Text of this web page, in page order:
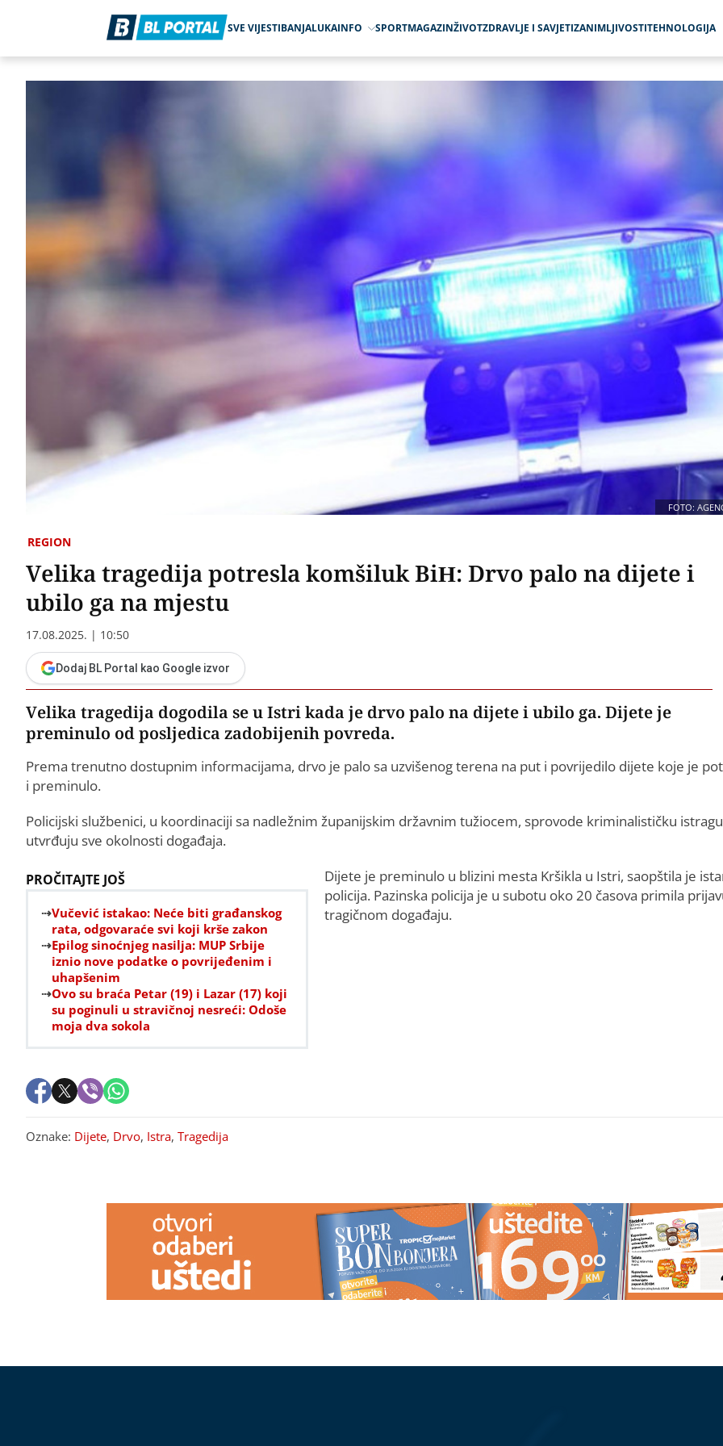
SVE VIJESTIBANJALUKAINFO SPORTMAGAZINŽIVOTZDRAVLJE I SAVJETIZANIMLJIVOSTITEHNOLOGIJA
FOTO:
REGION
Velika tragedija potresla komšiluk BiH: Drvo palo na dijete i
ubilo ga na mjestu
17.08.2025. | 10:50
Dodaj BL Portal kao Google izvor
Velika tragedija dogodila se u Istri kada je drvo palo na dijete i ubilo ga. Dijete je
preminulo od posljedica zadobijenih povreda.
Prema trenutno dostupnim informacijama, drvo je palo sa uzvišenog terena na put i povrijedilo dijete koje je
i preminulo.
Policijski službenici, u koordinaciji sa nadležnim županijskim državnim tužiocem, sprovode kriminalističku
utvrđuju sve okolnosti događaja.
PROČITAJTE JOŠ
Vučević istakao: Neće biti građanskog
rata, odgovaraće svi koji krše zakon
Epilog sinoćnjeg nasilja: MUP Srbije
iznio nove podatke o povrijeđenim i
uhapšenim
Ovo su braća Petar (19) i Lazar (17) koji
su poginuli u stravičnoj nesreći: Odoše
moja dva sokola
Dijete je preminulo u blizini mesta Kršikla u Istri, saopštila je
policija. Pazinska policija je u subotu oko 20 časova primila
tragičnom događaju.
Oznake: Dijete, Drvo, Istra, Tragedija
stečaj sve bliži, ugrožene stotine
uhapšen vozač kamiona